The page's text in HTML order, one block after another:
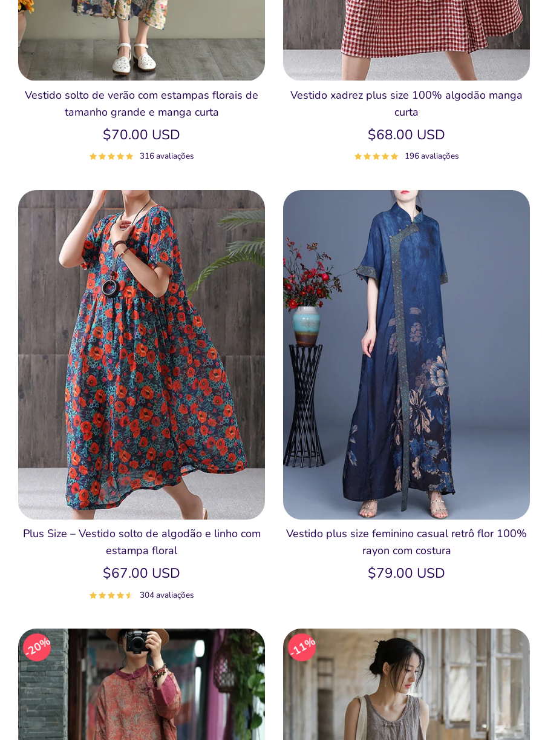
Vestido solto de verão com estampas florais de
tamanho grande e manga curta
$70.00 USD
316 avaliações
Vestido xadrez plus size 100% algodão manga
curta
$68.00 USD
196 avaliações
Plus Size – Vestido solto de algodão e linho com
estampa floral
$67.00 USD
304 avaliações
Vestido plus size feminino casual retrô flor 100%
rayon com costura
$79.00 USD
20% 11%